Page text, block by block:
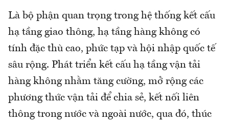
Là bộ phận quan trọng trong hệ thống kết cấu
hạ tầng giao thông, hạ tầng hàng không có
tính đặc thù cao, phức tạp và hội nhập quốc tế
sâu rộng. Phát triển kết cấu hạ tầng vận tải
hàng không nhằm tăng cường, mở rộng các
phương thức vận tải để chia sẻ, kết nối liên
thông trong nước và ngoài nước, qua đó, thúc